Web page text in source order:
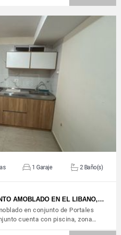
DETALLES
1 Garaje 2 Baño(s)
AMOBLADO EN EL LIBANO,…
en conjunto de Portales
cuenta con piscina, zona…